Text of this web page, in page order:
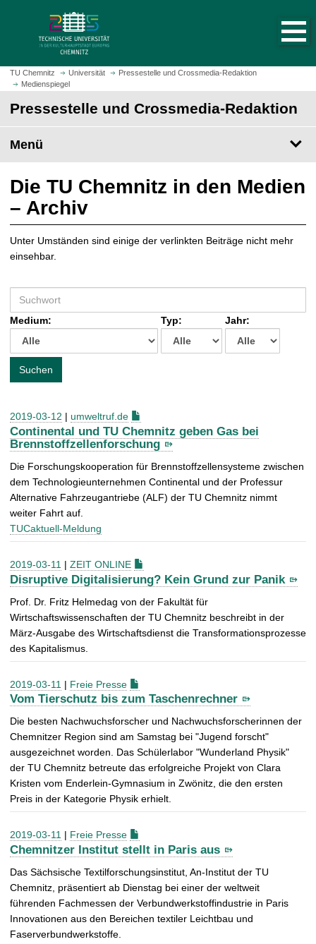
m
H
t
s
i
e
a
u
f
r
u
f
e
TU Chemnitz Universität
Pressestelle und Crossmedia-Redaktion
Medienspiegel
Pressestelle und Crossmedia-Redaktion
Menü
Die TU Chemnitz in den Medien
– Archiv
Unter Umständen sind einige der verlinkten Beiträge nicht mehr
einsehbar.
u
c
e
h
:
Medium: Typ: Jahr:
Suchen
2019-03-12 | umweltruf.de
Continental und TU Chemnitz geben Gas bei
Brennstoffzellenforschung
Die Forschungskooperation für Brennstoffzellensysteme zwischen
dem Technologieunternehmen Continental und der Professur
Alternative Fahrzeugantriebe (ALF) der TU Chemnitz nimmt
weiter Fahrt auf.
TUCaktuell-Meldung
2019-03-11 | ZEIT ONLINE
Disruptive Digitalisierung? Kein Grund zur Panik
Prof. Dr. Fritz Helmedag von der Fakultät für
Wirtschaftswissenschaften der TU Chemnitz beschreibt in der
März-Ausgabe des Wirtschaftsdienst die Transformationsprozesse
des Kapitalismus.
2019-03-11 | Freie Presse
Vom Tierschutz bis zum Taschenrechner
Die besten Nachwuchsforscher und Nachwuchsforscherinnen der
Chemnitzer Region sind am Samstag bei "Jugend forscht"
ausgezeichnet worden. Das Schülerlabor "Wunderland Physik"
der TU Chemnitz betreute das erfolgreiche Projekt von Clara
Kristen vom Enderlein-Gymnasium in Zwönitz, die den ersten
Preis in der Kategorie Physik erhielt.
2019-03-11 | Freie Presse
Chemnitzer Institut stellt in Paris aus
Das Sächsische Textilforschungsinstitut, An-Institut der TU
Chemnitz, präsentiert ab Dienstag bei einer der weltweit
führenden Fachmessen der Verbundwerkstoffindustrie in Paris
Innovationen aus den Bereichen textiler Leichtbau und
Faserverbundwerkstoffe.